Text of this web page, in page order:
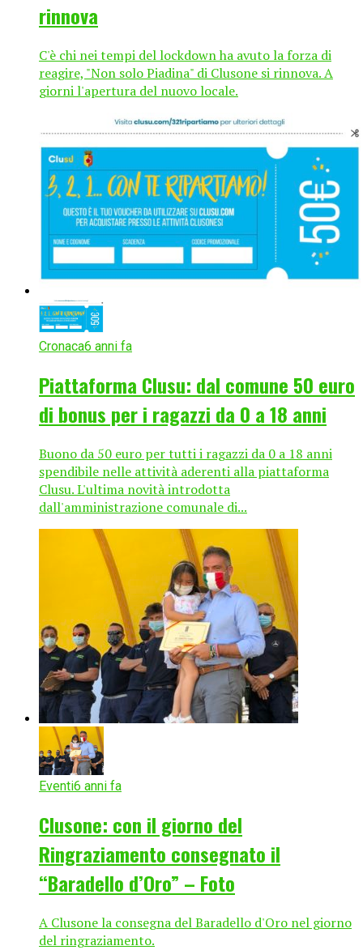
rinnova
C'è chi nei tempi del lockdown ha avuto la forza di
reagire, "Non solo Piadina" di Clusone si rinnova. A
giorni l'apertura del nuovo locale.
Cronaca6 anni fa
Piattaforma Clusu: dal comune 50 euro
di bonus per i ragazzi da 0 a 18 anni
Buono da 50 euro per tutti i ragazzi da 0 a 18 anni
spendibile nelle attività aderenti alla piattaforma
Clusu. L'ultima novità introdotta
dall'amministrazione comunale di...
Eventi6 anni fa
Clusone: con il giorno del
Ringraziamento consegnato il
“Baradello d’Oro” – Foto
A Clusone la consegna del Baradello d'Oro nel giorno
del ringraziamento.